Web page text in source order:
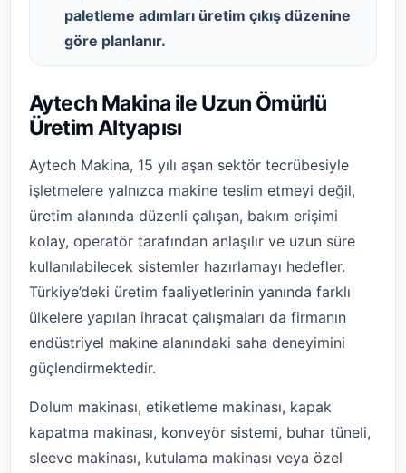
paletleme adımları üretim çıkış düzenine
göre planlanır.
Aytech Makina ile Uzun Ömürlü
Üretim Altyapısı
Aytech Makina, 15 yılı aşan sektör tecrübesiyle
işletmelere yalnızca makine teslim etmeyi değil,
üretim alanında düzenli çalışan, bakım erişimi
kolay, operatör tarafından anlaşılır ve uzun süre
kullanılabilecek sistemler hazırlamayı hedefler.
Türkiye’deki üretim faaliyetlerinin yanında farklı
ülkelere yapılan ihracat çalışmaları da firmanın
endüstriyel makine alanındaki saha deneyimini
güçlendirmektedir.
Dolum makinası, etiketleme makinası, kapak
kapatma makinası, konveyör sistemi, buhar tüneli,
sleeve makinası, kutulama makinası veya özel